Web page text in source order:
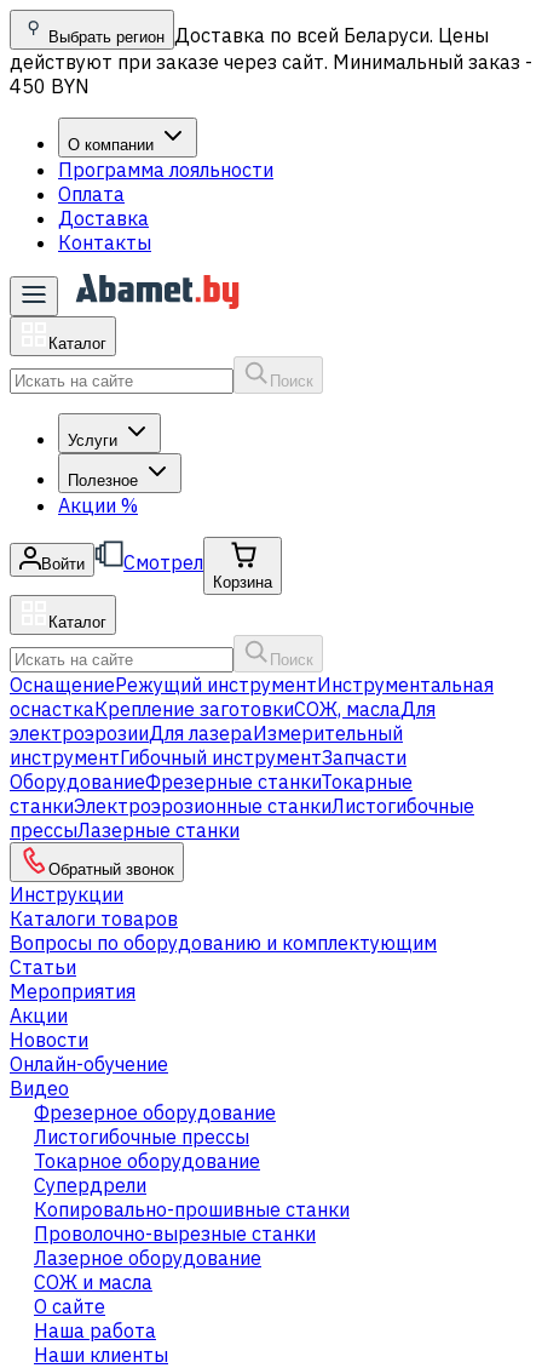
Выбрать регион Доставка по всей Беларуси. Цены
действуют при заказе через сайт. Минимальный заказ -
450 BYN
О компании
Программа лояльности
Оплата
Доставка
Контакты
Каталог
Поиск
Услуги
Полезное
Акции %
Войти Смотрел
Корзина
Каталог
Поиск
ОснащениеРежущий инструментИнструментальная
оснасткаКрепление заготовкиСОЖ, маслаДля
электроэрозииДля лазераИзмерительный
инструментГибочный инструментЗапчасти
ОборудованиеФрезерные станкиТокарные
станкиЭлектроэрозионные станкиЛистогибочные
прессыЛазерные станки
Обратный звонок
Инструкции
Каталоги товаров
Вопросы по оборудованию и комплектующим
Статьи
Мероприятия
Акции
Новости
Онлайн-обучение
Видео
Фрезерное оборудование
Листогибочные прессы
Токарное оборудование
Cупердрели
Копировально-прошивные станки
Проволочно-вырезные станки
Лазерное оборудование
СОЖ и масла
О сайте
Наша работа
Наши клиенты